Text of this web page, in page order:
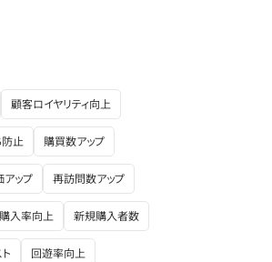
顧客ロイヤリティ向上
止 購買数アップ
ップ 再訪問数アップ
入率向上 新規購入者数
回遊率向上